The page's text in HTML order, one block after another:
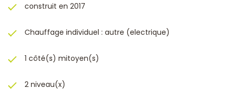
construit en 2017
Chauffage individuel : autre (electrique)
1 côté(s) mitoyen(s)
2 niveau(x)